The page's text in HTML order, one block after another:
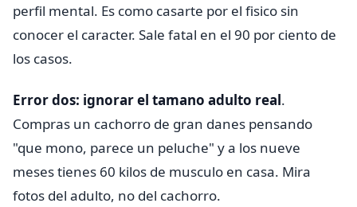
perfil mental. Es como casarte por el fisico sin
conocer el caracter. Sale fatal en el 90 por ciento de
los casos.
Error dos: ignorar el tamano adulto real.
Compras un cachorro de gran danes pensando
"que mono, parece un peluche" y a los nueve
meses tienes 60 kilos de musculo en casa. Mira
fotos del adulto, no del cachorro.